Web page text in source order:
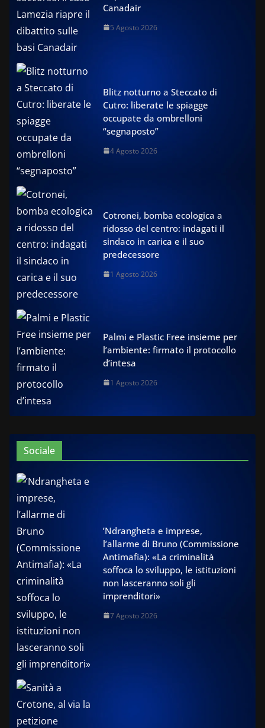
Canadair
5 Agosto 2026
Blitz notturno a Steccato di
Cutro: liberate le spiagge
occupate da ombrelloni
“segnaposto”
4 Agosto 2026
Cotronei, bomba ecologica a
ridosso del centro: indagati il
sindaco in carica e il suo
predecessore
1 Agosto 2026
Palmi e Plastic Free insieme per
l’ambiente: firmato il protocollo
d’intesa
1 Agosto 2026
Sociale
’Ndrangheta e imprese,
l’allarme di Bruno (Commissione
Antimafia): «La criminalità
soffoca lo sviluppo, le istituzioni
non lasceranno soli gli
imprenditori»
7 Agosto 2026